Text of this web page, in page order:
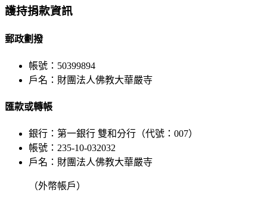
Bar
Area
護持捐款資訊
郵政劃撥
帳號：50399894
戶名：財團法人佛教大華嚴寺
匯款或轉帳
銀行：第一銀行 雙和分行（代號：007）
帳號：235-10-032032
戶名：財團法人佛教大華嚴寺
（外幣帳戶）